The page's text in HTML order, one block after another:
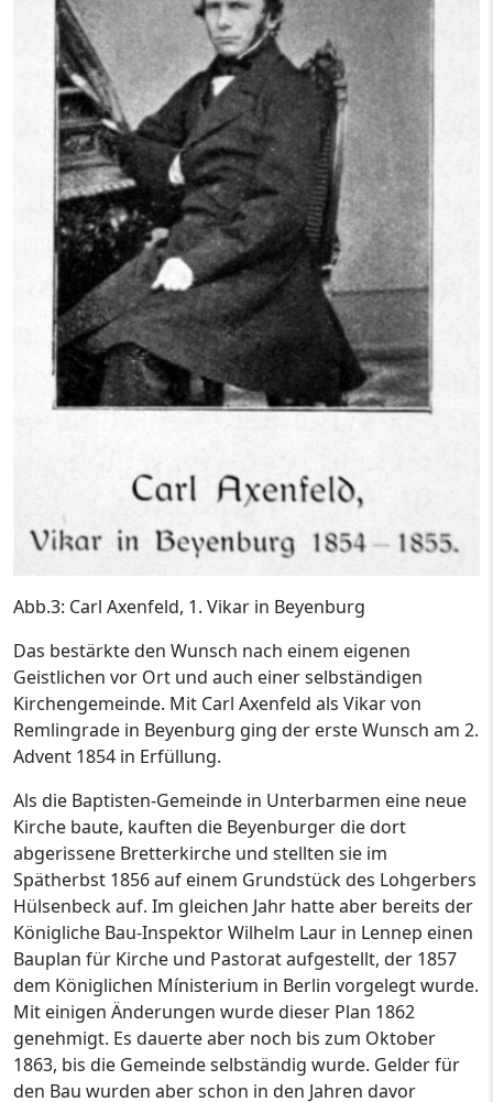
Abb.3: Carl Axenfeld, 1. Vikar in Beyenburg
Das bestärkte den Wunsch nach einem eigenen
Geistlichen vor Ort und auch einer selbständigen
Kirchengemeinde. Mit Carl Axenfeld als Vikar von
Remlingrade in Beyenburg ging der erste Wunsch am 2.
Advent 1854 in Erfüllung.
Als die Baptisten-Gemeinde in Unterbarmen eine neue
Kirche baute, kauften die Beyenburger die dort
abgerissene Bretterkirche und stellten sie im
Spätherbst 1856 auf einem Grundstück des Lohgerbers
Hülsenbeck auf. Im gleichen Jahr hatte aber bereits der
Königliche Bau-Inspektor Wilhelm Laur in Lennep einen
Bauplan für Kirche und Pastorat aufgestellt, der 1857
dem Königlichen Mínisterium in Berlin vorgelegt wurde.
Mit einigen Änderungen wurde dieser Plan 1862
genehmigt. Es dauerte aber noch bis zum Oktober
1863, bis die Gemeinde selbständig wurde. Gelder für
den Bau wurden aber schon in den Jahren davor